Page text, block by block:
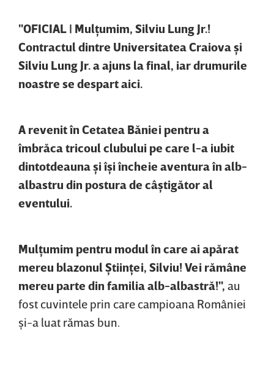
"OFICIAL | Mulţumim, Silviu Lung Jr.!
Contractul dintre Universitatea Craiova şi
Silviu Lung Jr. a ajuns la final, iar drumurile
noastre se despart aici.
A revenit în Cetatea Băniei pentru a
îmbrăca tricoul clubului pe care l-a iubit
dintotdeauna şi îşi încheie aventura în alb-
albastru din postura de câştigător al
eventului.
Mulţumim pentru modul în care ai apărat
mereu blazonul Ştiinţei, Silviu! Vei rămâne
mereu parte din familia alb-albastră!", au
fost cuvintele prin care campioana României
şi-a luat rămas bun.